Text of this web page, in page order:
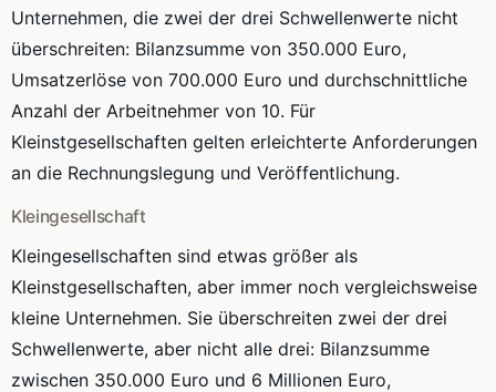
Unternehmen, die zwei der drei Schwellenwerte nicht
überschreiten: Bilanzsumme von 350.000 Euro,
Umsatzerlöse von 700.000 Euro und durchschnittliche
Anzahl der Arbeitnehmer von 10. Für
Kleinstgesellschaften gelten erleichterte Anforderungen
an die Rechnungslegung und Veröffentlichung.
Kleingesellschaft
Kleingesellschaften sind etwas größer als
Kleinstgesellschaften, aber immer noch vergleichsweise
kleine Unternehmen. Sie überschreiten zwei der drei
Schwellenwerte, aber nicht alle drei: Bilanzsumme
zwischen 350.000 Euro und 6 Millionen Euro,